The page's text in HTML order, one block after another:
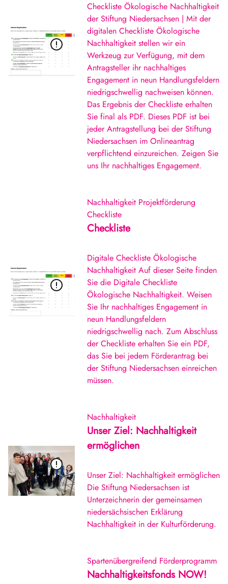
Checkliste Ökologische Nachhaltigkeit
der Stiftung Niedersachsen | Mit der
digitalen Checkliste Ökologische
Nachhaltigkeit stellen wir ein
Werkzeug zur Verfügung, mit dem
Antragsteller ihr nachhaltiges
Engagement in neun Handlungsfeldern
niedrigschwellig nachweisen können.
Das Ergebnis der Checkliste erhalten
Sie final als PDF. Dieses PDF ist bei
jeder Antragstellung bei der Stiftung
Niedersachsen im Onlineantrag
verpflichtend einzureichen. Zeigen Sie
uns Ihr nachhaltiges Engagement.
Nachhaltigkeit Projektförderung
Checkliste
Checkliste
Digitale Checkliste Ökologische
Nachhaltigkeit Auf dieser Seite finden
Sie die Digitale Checkliste
Ökologische Nachhaltigkeit. Weisen
Sie Ihr nachhaltiges Engagement in
neun Handlungsfeldern
niedrigschwellig nach. Zum Abschluss
der Checkliste erhalten Sie ein PDF,
das Sie bei jedem Förderantrag bei
der Stiftung Niedersachsen einreichen
müssen.
Nachhaltigkeit
Unser Ziel: Nachhaltigkeit
ermöglichen
Unser Ziel: Nachhaltigkeit ermöglichen
Die Stiftung Niedersachsen ist
Unterzeichnerin der gemeinsamen
niedersächsischen Erklärung
Nachhaltigkeit in der Kulturförderung.
Spartenübergreifend Förderprogramm
Nachhaltigkeitsfonds NOW!